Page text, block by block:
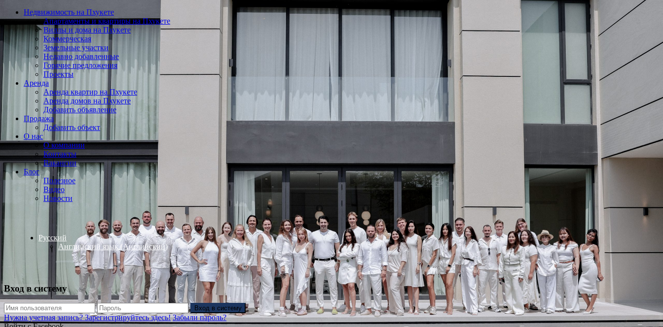
Недвижимость на Пхукете
Апартаменты и квартиры на Пхукете
Виллы и дома на Пхукете
Коммерческая
Земельные участки
Недавно добавленные
Горячие предложения
Проекты
Аренда
Аренда квартир на Пхукете
Аренда домов на Пхукете
Добавить объявление
Продажа
Добавить объект
О нас
О компании
Контакты
Вакансии
Блог
Полезное
Видео
Новости
Русский
Английский язык (Английский)
Вход в систему
Вход в систему
Нужна учетная запись? Зарегистрируйтесь здесь! Забыли пароль?